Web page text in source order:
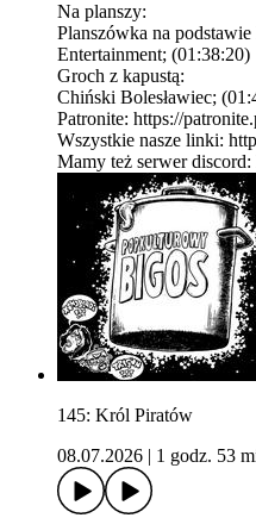
Na planszy:
Planszówka na
Entertainment; (01:38:20)
Groch z kapustą:
Chiński Bolesławiec;
Patronite: https://
Wszystkie nasze linki:
Mamy też serwer
145: Król Piratów
08.07.2026
1 godz. 53